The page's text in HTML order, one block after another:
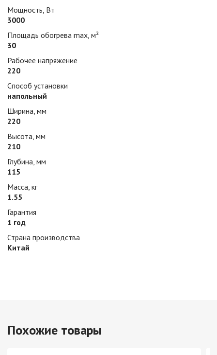
Мощность, Вт
3000
Площадь обогрева max, м²
30
Рабочее напряжение
220
Способ установки
напольный
Ширина, мм
220
Высота, мм
210
Глубина, мм
115
Масса, кг
1.55
Гарантия
1 год
Страна производства
Китай
Похожие товары